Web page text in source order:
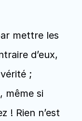
mettre les
d’eux,
;
même si
! Rien n’est